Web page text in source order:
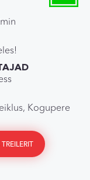
Kogupere